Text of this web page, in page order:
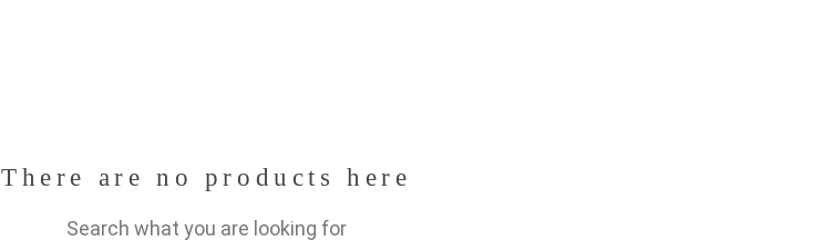
There are no products here
Search what you are looking for